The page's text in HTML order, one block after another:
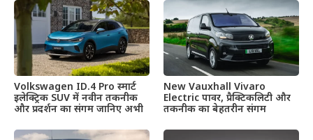
Volkswagen ID.4 Pro स्मार्ट
इलेक्ट्रिक SUV में नवीन तकनीक
और प्रदर्शन का संगम जानिए अभी
New Vauxhall Vivaro
Electric पावर, प्रैक्टिकलिटी और
तकनीक का बेहतरीन संगम